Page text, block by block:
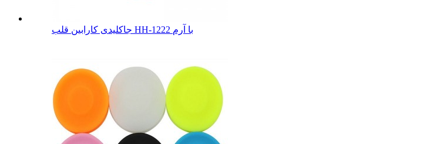
جاکلیدی کارابین قلب HH-1222 با آرم